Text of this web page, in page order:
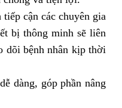
cận các chuyên gia
bị thông minh sẽ liên
dõi bệnh nhân kịp thời
dàng, góp phần nâng